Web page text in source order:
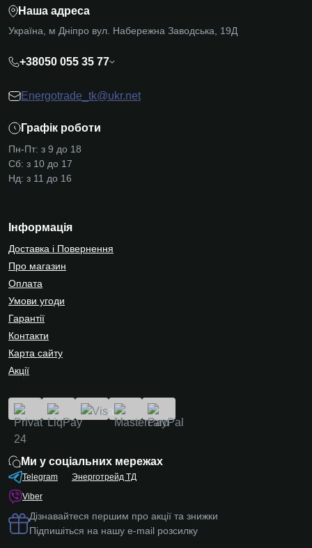
Наша адреса
Україна, м Дніпро вул. Набережна Заводська, 19Д
+38050 055 35 77
Energotrade_tk@ukr.net
Графік роботи
Пн-Пт: з 9 до 18
Сб: з 10 до 17
Нд: з 11 до 16
Інформація
Доставка і Повернення
Про магазин
Оплата
Умови угоди
Гарантії
Контакти
Карта сайту
Акції
Ми у соціальних мережах
Telegram
Viber
Энерготрейд ТД
Дізнавайтеся першим про акції та знижки
Підпишіться на нашу e-mail розсилку